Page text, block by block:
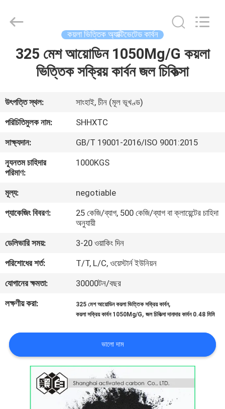
বাড়ি
আমাদের
সম্পর্কে
কারখানা
ভ্রমণ
মান
নিয়ন্ত্রণ
যোগাযোগ
করুন
সাইট
Carbon
Co.,Ltd..
Reserved.
কয়লা ভিত্তিক অ্যাক্টিভেটেড কার্বন
325 মেশ আয়োডিন 1050Mg/G কয়লা
ভিত্তিক সক্রিয় কার্বন জল চিকিত্সা
উৎপত্তি স্থল:
সাংহাই, চীন (মূল ভূখণ্ড)
পরিচিতিমুলক নাম:
SHHXTC
সাক্ষ্যদান:
GB/T 19001-2016/ISO 9001:2015
ন্যূনতম চাহিদার
পরিমাণ:
1000KGS
মূল্য:
negotiable
প্যাকেজিং বিবরণ:
25 কেজি/ব্যাগ, 500 কেজি/ব্যাগ বা ক্লায়েন্টের চাহিদা
অনুযায়ী
ডেলিভারি সময়:
3-20 ওয়াকিং দিন
পরিশোধের শর্ত:
T/T, L/C, ওয়েস্টার্ন ইউনিয়ন
যোগানের ক্ষমতা:
30000টন/বছর
লক্ষণীয় করা:
325 মেশ আয়োডিন কয়লা ভিত্তিক সক্রিয় কার্বন,
কয়লা সক্রিয় কার্বন 1050Mg/G,জল চিকিত্সা দানাদার কার্বন 0.48 মিমি
ভালো দাম